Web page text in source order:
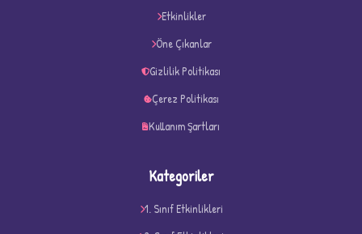
Etkinlikler
Öne Çıkanlar
Gizlilik Politikası
Çerez Politikası
Kullanım Şartları
Kategoriler
1. Sınıf Etkinlikleri